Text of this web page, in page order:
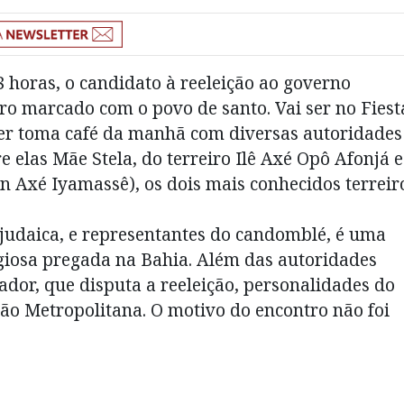
o candidato à reeleição ao governo
marcado com o povo de santo. Vai ser no
toma café da manhã com diversas autoridades
elas Mãe Stela, do terreiro Ilê Axé Opô Afonjá e
Axé Iyamassê), os dois mais conhecidos
e representantes do candomblé, é uma
pregada na Bahia. Além das autoridades
que disputa a reeleição, personalidades do
Metropolitana. O motivo do encontro não foi